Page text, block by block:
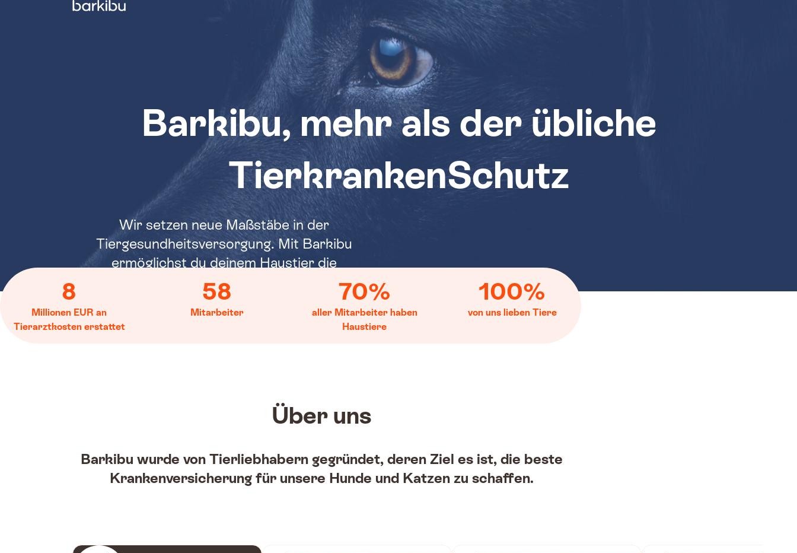
Barkibu, mehr als der übliche
TierkrankenSchutz
Wir setzen neue Maßstäbe in der
Tiergesundheitsversorgung. Mit Barkibu
ermöglichst du deinem Haustier die
bestmögliche medizinische Versorgung.
8
Millionen EUR an
Tierarztkosten erstattet
58
Mitarbeiter
70%
aller Mitarbeiter haben
Haustiere
100%
von uns lieben Tiere
Über uns
Barkibu wurde von Tierliebhabern gegründet, deren Ziel es ist, die beste
Krankenversicherung für unsere Hunde und Katzen zu schaffen.